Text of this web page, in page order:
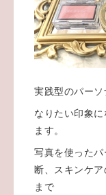
実践型のパーソ
なりたい印象
ます。
写真を使った
断、スキンケ
まで